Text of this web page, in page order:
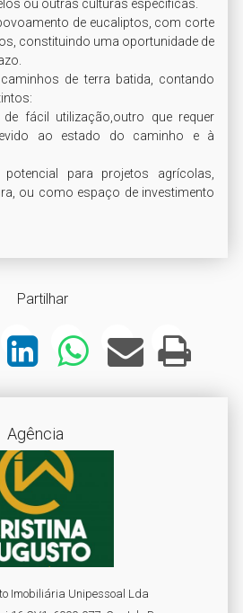
Partilhar
Agência
Imobiliária Unipessoal Lda
ou outras culturas específicas.
de eucaliptos, com corte
constituindo uma oportunidade de
de terra batida, contando
fácil utilização,outro que requer
ao estado do caminho e à
para projetos agrícolas,
ou como espaço de investimento